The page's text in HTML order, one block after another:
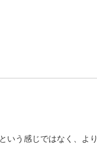
いう感じではなく、より